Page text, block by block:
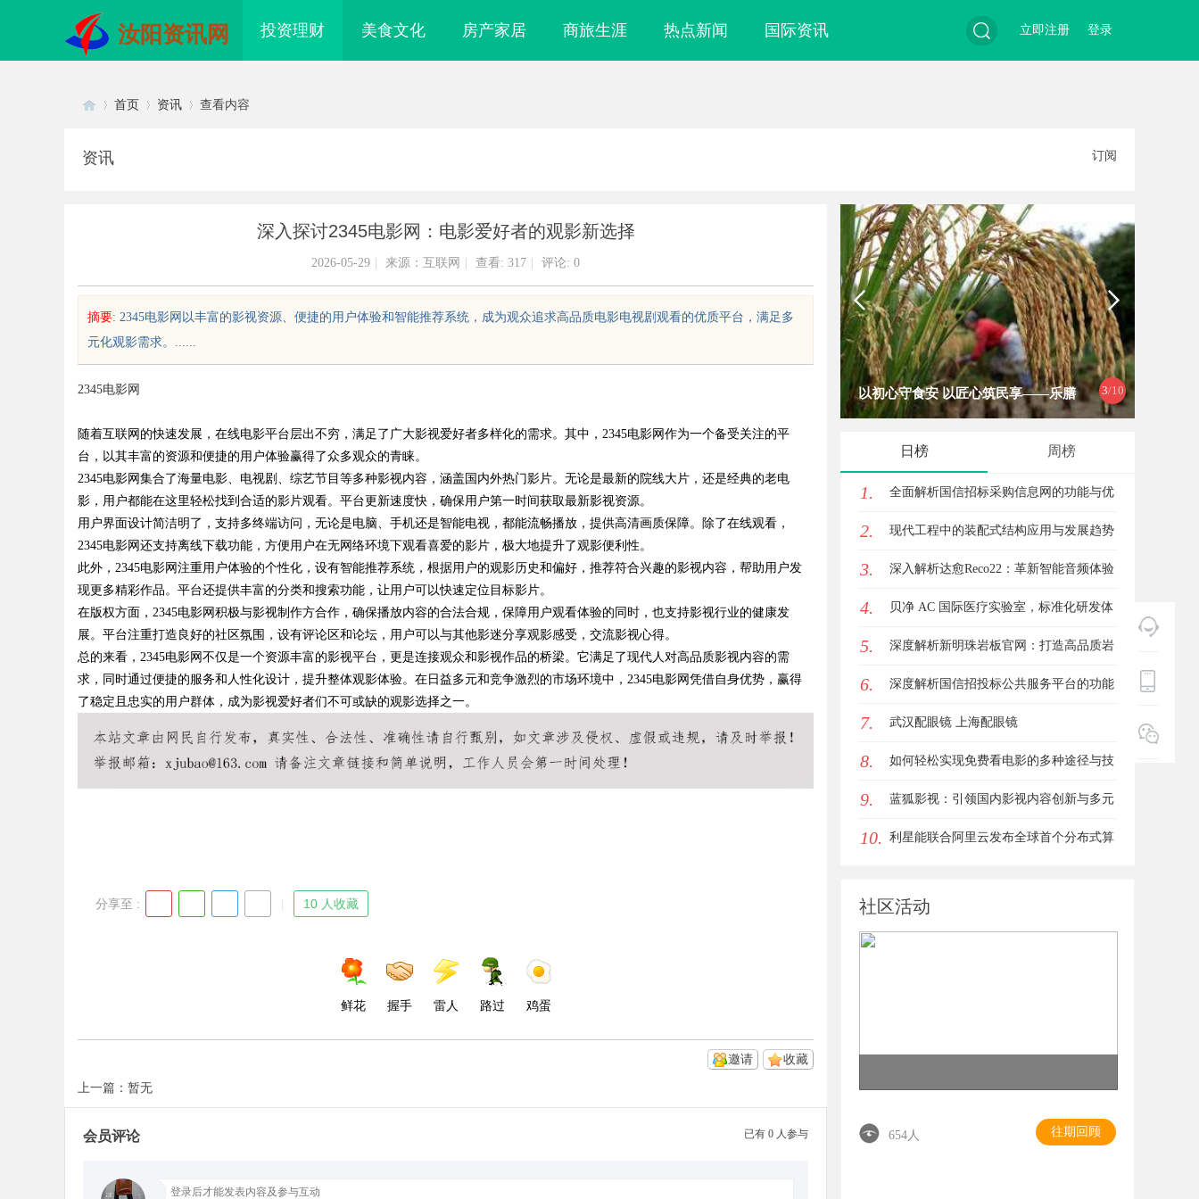
汝阳资讯网 投资理财 美食文化 房产家居 商旅生涯 热点新闻 国际资讯
索
登录
立即注册
uz
!
首页 资讯 查看内容
资讯 订阅
深入探讨2345电影网：电影爱好者的观影新选择
2026-05-29 来源：互联网 查看: 317 评论: 0
摘要: 2345电影网以丰富的影视资源、便捷的用户体验和智能推荐系统，成为观众追求高品质电影电视剧观看的优质平台，满足多
元化观影需求。......
2345电影网
随着互联网的快速发展，在线电影平台层出不穷，满足了广大影视爱好者多样化的需求。其中，2345电影网作为一个备受关注的平
台，以其丰富的资源和便捷的用户体验赢得了众多观众的青睐。
2345电影网集合了海量电影、电视剧、综艺节目等多种影视内容，涵盖国内外热门影片。无论是最新的院线大片，还是经典的老电
影，用户都能在这里轻松找到合适的影片观看。平台更新速度快，确保用户第一时间获取最新影视资源。
用户界面设计简洁明了，支持多终端访问，无论是电脑、手机还是智能电视，都能流畅播放，提供高清画质保障。除了在线观看，
2345电影网还支持离线下载功能，方便用户在无网络环境下观看喜爱的影片，极大地提升了观影便利性。
此外，2345电影网注重用户体验的个性化，设有智能推荐系统，根据用户的观影历史和偏好，推荐符合兴趣的影视内容，帮助用户发
现更多精彩作品。平台还提供丰富的分类和搜索功能，让用户可以快速定位目标影片。
在版权方面，2345电影网积极与影视制作方合作，确保播放内容的合法合规，保障用户观看体验的同时，也支持影视行业的健康发
展。平台注重打造良好的社区氛围，设有评论区和论坛，用户可以与其他影迷分享观影感受，交流影视心得。
总的来看，2345电影网不仅是一个资源丰富的影视平台，更是连接观众和影视作品的桥梁。它满足了现代人对高品质影视内容的需
求，同时通过便捷的服务和人性化设计，提升整体观影体验。在日益多元和竞争激烈的市场环境中，2345电影网凭借自身优势，赢得
了稳定且忠实的用户群体，成为影视爱好者们不可或缺的观影选择之一。
分享至 : 10 人收藏
鲜花 握手 雷人 路过 鸡蛋
收藏
邀请
上一篇：暂无
已有 0 人参与
会员评论
3/10
眼镜 上海配眼镜
究竟藏着哪些行业秘诀？
以初心守食安 以匠心筑民享——乐膳
人石贵民的健康餐饮之道
日榜 周榜
1. 全面解析国信招标采购信息网的功能与优
势
2. 现代工程中的装配式结构应用与发展趋势
探析
3. 深入解析达愈Reco22：革新智能音频体验
的先锋技术
4. 贝净 AC 国际医疗实验室，标准化研发体
系全解析
5. 深度解析新明珠岩板官网：打造高品质岩
板行业标杆平台
6. 深度解析国信招投标公共服务平台的功能
与优势
7. 武汉配眼镜 上海配眼镜
8. 如何轻松实现免费看电影的多种途径与技
巧分享
9. 蓝狐影视：引领国内影视内容创新与多元
化发展的先锋力量
10. 利星能联合阿里云发布全球首个分布式算
社区活动
654人 往期回顾